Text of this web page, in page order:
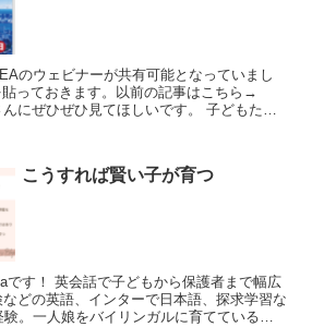
のウェビナーが共有可能となっていまし
貼っておきます。以前の記事はこちら→
ひぜひ見てほしいです。 子どもたち
こうすれば賢い子が育つ
です！ 英会話で子どもから保護者まで幅広
どの英語、インターで日本語、探求学習な
。一人娘をバイリンガルに育てている幼